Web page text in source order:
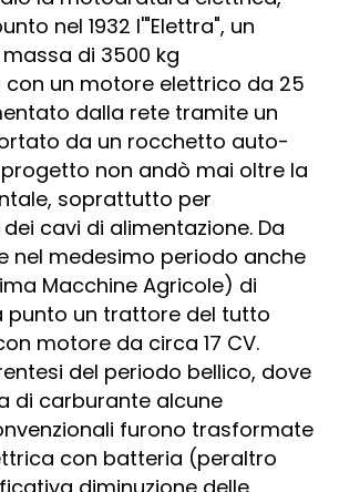
nel 1932 l'"Elettra", un
di 3500 kg
un motore elettrico da 25
dalla rete tramite un
da un rocchetto auto-
non andò mai oltre la
soprattutto per
cavi di alimentazione. Da
nel medesimo periodo anche
Macchine Agricole) di
punto un trattore del tutto
motore da circa 17 CV.
del periodo bellico, dove
di carburante alcune
furono trasformate
con batteria (peraltro